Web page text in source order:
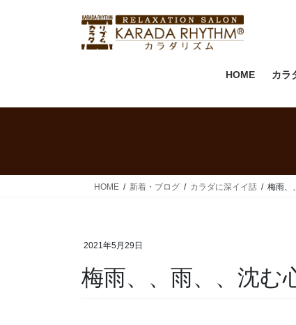
HOME カラ
HOME 新着・ブログ カラダに深イイ話 梅雨、
2021年5月29日
梅雨、、雨、、沈む